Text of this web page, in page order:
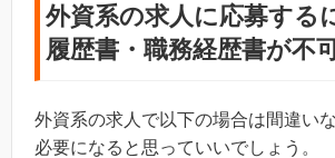
外資系の求人に応募する
履歴書・職務経歴書が不
外資系の求人で以下の場合は間違い
必要になると思っていいでしょう。